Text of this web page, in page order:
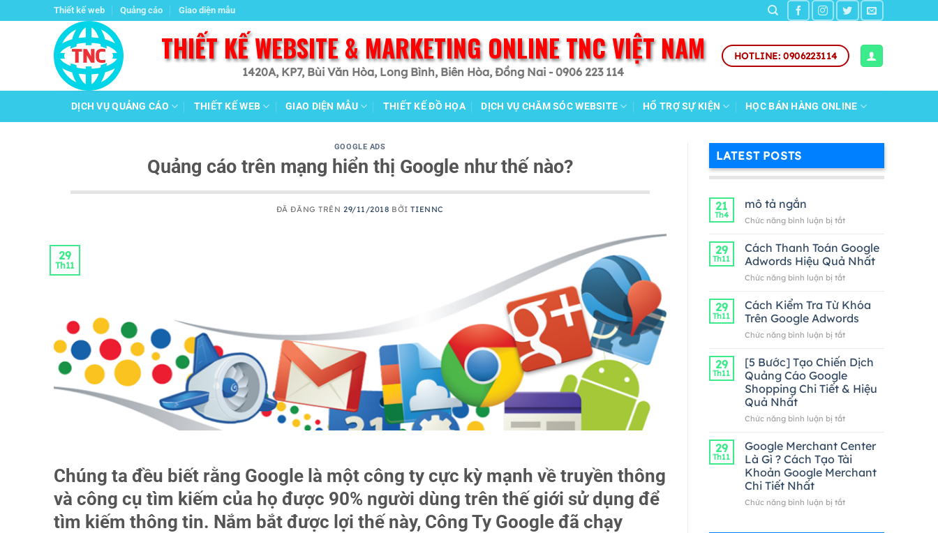
đến
Thiết kế web Quảng cáo Giao diện mẫu
THIẾT KẾ WEBSITE & MARKETING ONLINE TNC VIỆT NAM
1420A, KP7, Bùi Văn Hòa, Long Bình, Biên Hòa, Đồng Nai - 0906 223 114
HOTLINE: 0906223114
DỊCH VỤ QUẢNG CÁO THIẾT KẾ WEB GIAO DIỆN MẪU THIẾT KẾ ĐỒ HỌA DỊCH VỤ CHĂM SÓC WEBSITE HỔ TRỢ SỰ KIỆN HỌC BÁN HÀNG ONLINE
GOOGLE ADS
Quảng cáo trên mạng hiển thị Google như thế nào?
ĐÃ ĐĂNG TRÊN 29/11/2018 BỞITIENNC
29
Th11
Chúng ta đều biết rằng Google là một công ty cực kỳ mạnh về truyền thông
và công cụ tìm kiếm của họ được 90% người dùng trên thế giới sử dụng để
tìm kiếm thông tin. Nắm bắt được lợi thế này, Công Ty Google đã chạy
LATEST POSTS
21
Th4
mô tả ngắn
Chức năng bình luận bị tắtở
tả
ngắn
29
Th11
Cách Thanh Toán Google
Adwords Hiệu Quả Nhất
Chức năng bình luận bị tắtở
Thanh
Toán
Google
Adwords
Quả
Nhất
29
Th11
Cách Kiểm Tra Từ Khóa
Trên Google Adwords
Chức năng bình luận bị tắtở
Kiểm
Tra
Từ
Khóa
Google
29
Th11
[5 Bước] Tạo Chiến Dịch
Quảng Cáo Google
Shopping Chi Tiết & Hiệu
Quả Nhất
Chức năng bình luận bị tắtở
Bước]
Tạo
Chiến
Dịch
Cáo
29
Th11
Google Merchant Center
Là Gì ? Cách Tạo Tài
Khoản Google Merchant
Chi Tiết Nhất
Chức năng bình luận bị tắtở